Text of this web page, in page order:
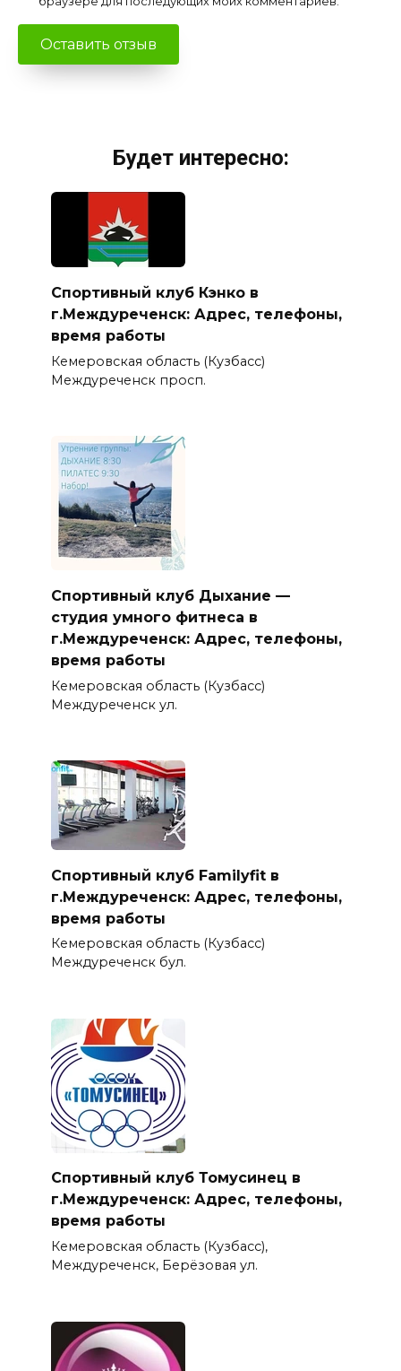
Будет интересно:
Спортивный клуб Кэнко в
г.Междуреченск: Адрес, телефоны,
время работы
Кемеровская область (Кузбасс)
Междуреченск просп.
Спортивный клуб Дыхание —
студия умного фитнеса в
г.Междуреченск: Адрес, телефоны,
время работы
Кемеровская область (Кузбасс)
Междуреченск ул.
Спортивный клуб Familyfit в
г.Междуреченск: Адрес, телефоны,
время работы
Кемеровская область (Кузбасс)
Междуреченск бул.
Спортивный клуб Томусинец в
г.Междуреченск: Адрес, телефоны,
время работы
Кемеровская область (Кузбасс),
Междуреченск, Берёзовая ул.